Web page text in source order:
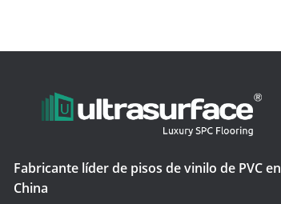
Fabricante líder de pisos de vinilo de PVC en
China